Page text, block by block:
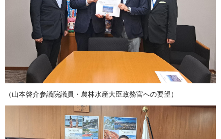
（山本啓介参議院議員・農林水産大臣政務官への要望）